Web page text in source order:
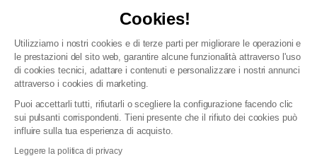
Cookies!
Utilizziamo i nostri cookies e di terze parti per migliorare le operazioni e
le prestazioni del sito web, garantire alcune funzionalità attraverso l'uso
di cookies tecnici, adattare i contenuti e personalizzare i nostri annunci
attraverso i cookies di marketing.
Puoi accettarli tutti, rifiutarli o scegliere la configurazione facendo clic
sui pulsanti corrispondenti. Tieni presente che il rifiuto dei cookies può
influire sulla tua esperienza di acquisto.
Leggere la politica di privacy
Condizioni generali vendita
Politica di gestione dei dati personali e dei cookie
Condizioni generali di vendita per clienti professionali
Dichiarazione di accessibilità